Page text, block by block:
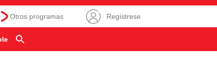
Otros programas Regístrese